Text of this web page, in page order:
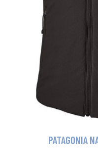
PATAGONIA